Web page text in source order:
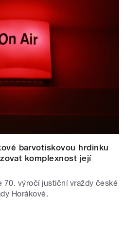
barvotiskovou hrdinku
komplexnost její
70. výročí justiční vraždy české
Horákové.